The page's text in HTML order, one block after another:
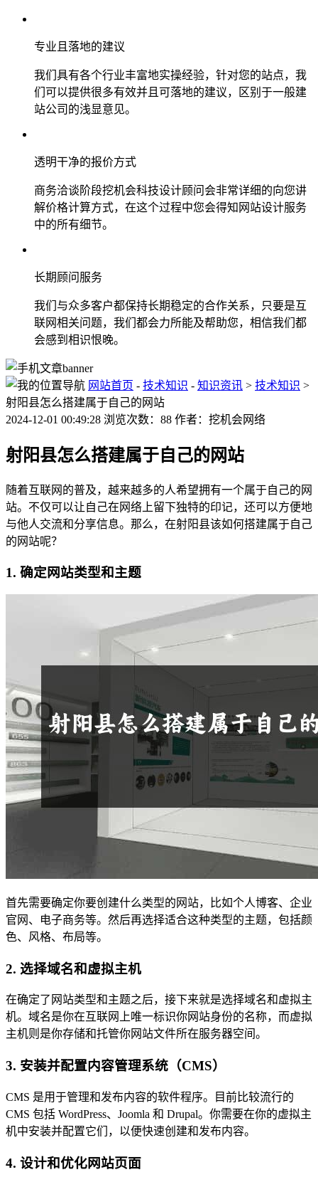
专业且落地的建议
我们具有各个行业丰富地实操经验，针对您的站点，我
们可以提供很多有效并且可落地的建议，区别于一般建
站公司的浅显意见。
透明干净的报价方式
商务洽谈阶段挖机会科技设计顾问会非常详细的向您讲
解价格计算方式，在这个过程中您会得知网站设计服务
中的所有细节。
长期顾问服务
我们与众多客户都保持长期稳定的合作关系，只要是互
联网相关问题，我们都会力所能及帮助您，相信我们都
会感到相识恨晚。
网站首页 - 技术知识 - 知识资讯 > 技术知识 >
射阳县怎么搭建属于自己的网站
2024-12-01 00:49:28 浏览次数：88 作者：挖机会网络
射阳县怎么搭建属于自己的网站
随着互联网的普及，越来越多的人希望拥有一个属于自己的网
站。不仅可以让自己在网络上留下独特的印记，还可以方便地
与他人交流和分享信息。那么，在射阳县该如何搭建属于自己
的网站呢？
1. 确定网站类型和主题
首先需要确定你要创建什么类型的网站，比如个人博客、企业
官网、电子商务等。然后再选择适合这种类型的主题，包括颜
色、风格、布局等。
2. 选择域名和虚拟主机
在确定了网站类型和主题之后，接下来就是选择域名和虚拟主
机。域名是你在互联网上唯一标识你网站身份的名称，而虚拟
主机则是你存储和托管你网站文件所在服务器空间。
3. 安装并配置内容管理系统（CMS）
CMS 是用于管理和发布内容的软件程序。目前比较流行的
CMS 包括 WordPress、Joomla 和 Drupal。你需要在你的虚拟主
机中安装并配置它们，以便快速创建和发布内容。
4. 设计和优化网站页面